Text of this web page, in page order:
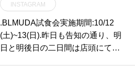
INSTAGRAM
.BLMUDA試食会実施期間:10/12
(土)~13(日).昨日も告知の通り、明
日と明後日の二日間は店頭にて